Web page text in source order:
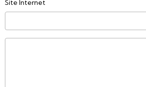
Site Internet